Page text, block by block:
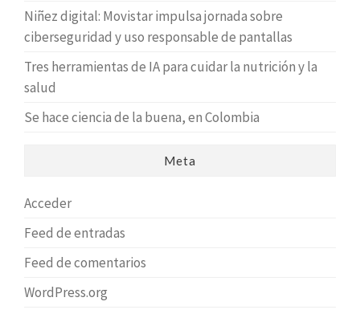
Niñez digital: Movistar impulsa jornada sobre
ciberseguridad y uso responsable de pantallas
Tres herramientas de IA para cuidar la nutrición y la
salud
Se hace ciencia de la buena, en Colombia
Meta
Acceder
Feed de entradas
Feed de comentarios
WordPress.org